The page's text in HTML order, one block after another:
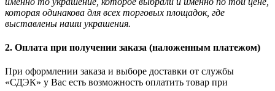
которая одинакова для всех торговых площадок, где
выставлены наши украшения.
2. Оплата при получении заказа (наложенным платежом)
При оформлении заказа и выборе доставки от службы
«СДЭК» у Вас есть возможность оплатить товар при